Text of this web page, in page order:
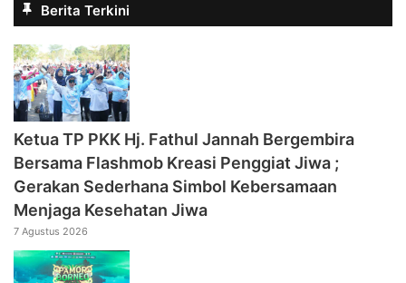
Berita Terkini
‎Ketua TP PKK Hj. Fathul Jannah Bergembira
Bersama Flashmob Kreasi Penggiat Jiwa ;
Gerakan Sederhana Simbol Kebersamaan
Menjaga Kesehatan Jiwa
7 Agustus 2026